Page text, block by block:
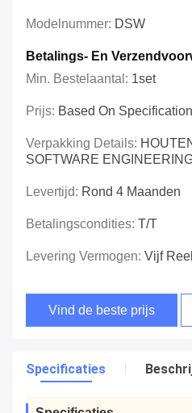
Modelnummer: DSW
Betalings- En
Min. Bestelaantal: 1set
Prijs: Based On Specification
Verpakking Details:
SOFTWARE
Levertijd: Rond 4 Maanden
Betalingscondities: T/T
Levering Vermogen: Vijf
Vind de beste prijs
Specificaties